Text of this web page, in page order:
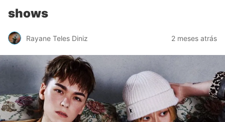
shows
Rayane Teles Diniz 2 meses atrás